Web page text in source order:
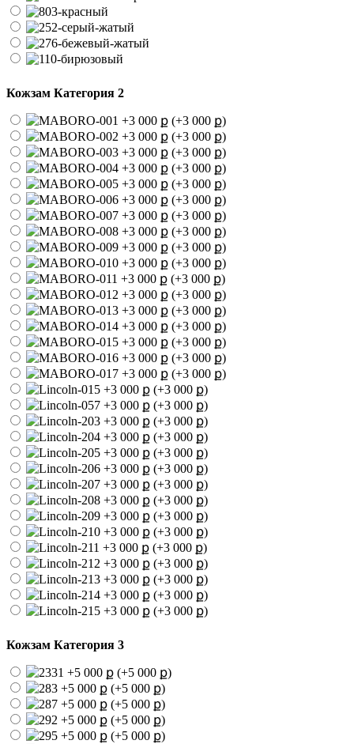
Кожзам Категория 2
(+3 000 ք)
(+3 000 ք)
(+3 000 ք)
(+3 000 ք)
(+3 000 ք)
(+3 000 ք)
(+3 000 ք)
(+3 000 ք)
(+3 000 ք)
(+3 000 ք)
(+3 000 ք)
(+3 000 ք)
(+3 000 ք)
(+3 000 ք)
(+3 000 ք)
(+3 000 ք)
(+3 000 ք)
(+3 000 ք)
(+3 000 ք)
(+3 000 ք)
(+3 000 ք)
(+3 000 ք)
(+3 000 ք)
(+3 000 ք)
(+3 000 ք)
(+3 000 ք)
(+3 000 ք)
(+3 000 ք)
(+3 000 ք)
(+3 000 ք)
(+3 000 ք)
(+3 000 ք)
Кожзам Категория 3
(+5 000 ք)
(+5 000 ք)
(+5 000 ք)
(+5 000 ք)
(+5 000 ք)